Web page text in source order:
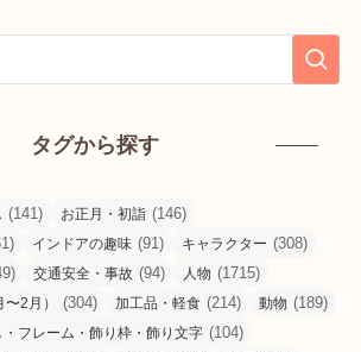
タグから探す
(141) お正月・初詣 (146)
インドアの趣味 (91) キャラクター (308)
交通安全・事故 (94) 人物 (1715)
2月） (304) 加工品・軽食 (214) 動物 (189)
・フレーム・飾り枠・飾り文字 (104)